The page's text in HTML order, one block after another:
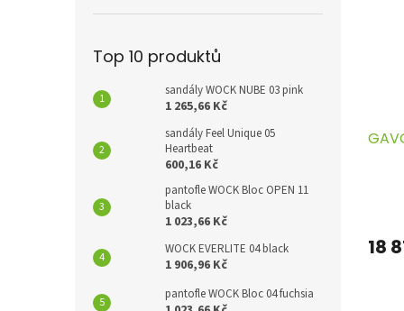
Top 10 produktů
sandály WOCK NUBE 03 pink
1 265,66 Kč
sandály Feel Unique 05
Heartbeat
600,16 Kč
pantofle WOCK Bloc OPEN 11
black
1 023,66 Kč
WOCK EVERLITE 04 black
1 906,96 Kč
pantofle WOCK Bloc 04 fuchsia
18